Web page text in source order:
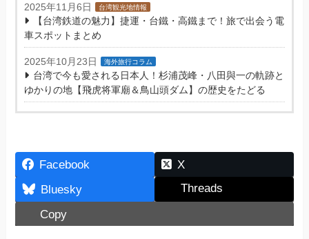
2025年11月6日 台湾観光地情報
【台湾鉄道の魅力】捷運・台鐵・高鐵まで！旅で出会う電
車スポットまとめ
2025年10月23日 海外旅行コラム
台湾で今も愛される日本人！杉浦茂峰・八田與一の軌跡と
ゆかりの地【飛虎将軍廟＆鳥山頭ダム】の歴史をたどる
Facebook
X
Bluesky
Threads
Copy